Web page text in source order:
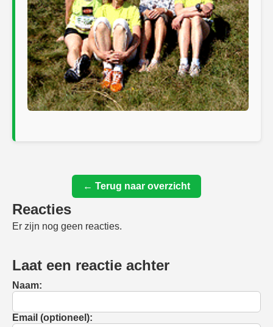
← Terug naar overzicht
Reacties
Er zijn nog geen reacties.
Laat een reactie achter
Naam:
Email (optioneel):